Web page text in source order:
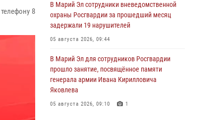
8
В Марий Эл сотрудники вневедомственной
охраны Росгвардии за прошедший месяц
задержали 19 нарушителей
05 августа 2026, 09:44
В Марий Эл для сотрудников Росгвардии
прошло занятие, посвящённое памяти
генерала армии Ивана Кирилловича
Яковлева
05 августа 2026, 09:10 1